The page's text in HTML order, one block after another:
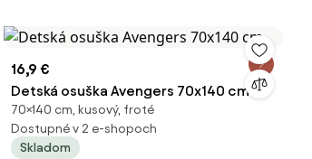
16,9 €
Detská osuška Avengers 70x140 cm
70×140 cm, kusový, froté
Dostupné v 2 e-shopoch
Skladom